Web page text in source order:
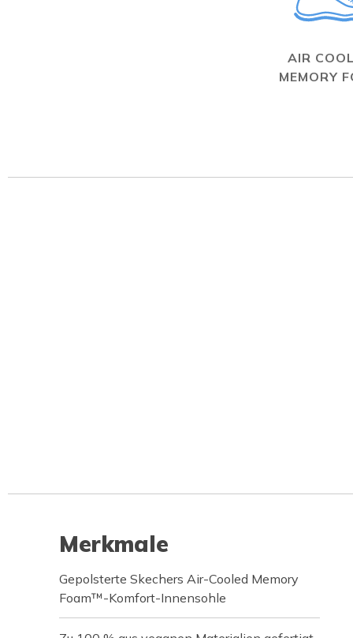
AIR
MEMORY
Merkmale
Gepolsterte Skechers Air-Cooled Memory
Foam™-Komfort-Innensohle